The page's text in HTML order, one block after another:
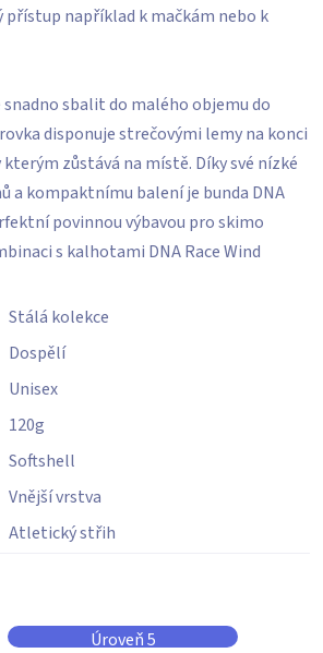
přístup například k mačkám nebo k
sbalit do malého objemu do
disponuje strečovými lemy na konci
kterým zůstává na místě. Díky své nízké
a kompaktnímu balení je bunda DNA
povinnou výbavou pro skimo
s kalhotami DNA Race Wind
Stálá kolekce
Dospělí
Unisex
120g
Softshell
Vnější vrstva
Atletický střih
Úroveň 5